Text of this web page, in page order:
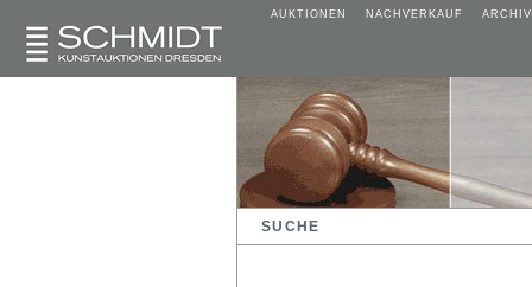
AUKTIONEN NACHVERKAUF ARCHIV
SUCHE